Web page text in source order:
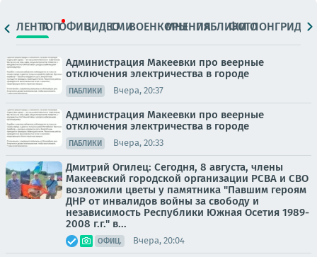
ЛЕНТАТОПОФИЦ.ВИДЕОСМИВОЕНКОРЫМНЕНИЯПАБЛИКИ
ФОТОЛОНГРИДЫ
Администрация Макеевки про веерные
отключения электричества в городе
ПАБЛИКИ Вчера, 20:37
Администрация Макеевки про веерные
отключения электричества в городе
ПАБЛИКИ Вчера, 20:33
Дмитрий Огилец: Сегодня, 8 августа, члены
Макеевский городской организации РСВА и СВО
возложили цветы у памятника "Павшим героям
ДНР от инвалидов войны за свободу и
независимость Республики Южная Осетия 1989-
2008 г.г." в...
ОФИЦ. Вчера, 20:04